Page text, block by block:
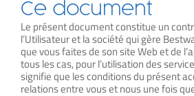
Ce document
Le présent document constitue un
l’Utilisateur et la société qui gère
que vous faites de son site Web et de
tous les cas, pour l’utilisation des
signifie que les conditions du présent
relations entre vous et nous une fois